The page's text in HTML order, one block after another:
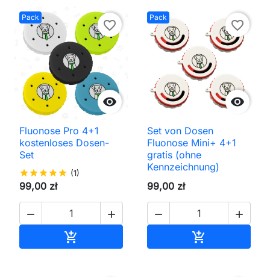
Pack

favorite_border
Fluonose Pro 4+1
kostenloses Dosen-
Set
starstarstarstarstar (1)
99,00 zł
 

Pack

favorite_border
Set von Dosen
Fluonose Mini+ 4+1
gratis (ohne
Kennzeichnung)
99,00 zł
 
